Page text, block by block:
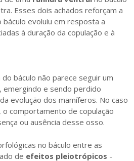
Esses dois achados reforçam a
evoluiu em resposta a
à duração da copulação e à
báculo não parece seguir um
e sendo perdido
evolução dos mamíferos. No caso
comportamento de copulação
ou ausência desse osso.
no báculo entre as
de efeitos pleiotrópicos -